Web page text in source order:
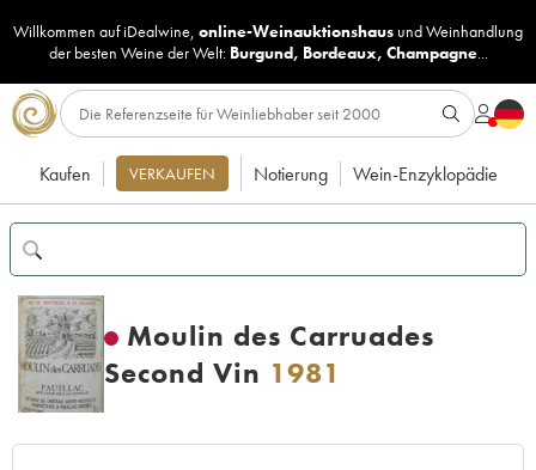
Willkommen auf iDealwine, online-Weinauktionshaus undWeinhandlung
der besten Weine der Welt: Burgund, Bordeaux, Champagne...
Kaufen VERKAUFEN Notierung Wein-Enzyklopädie
Moulin des Carruades
Second Vin 1981